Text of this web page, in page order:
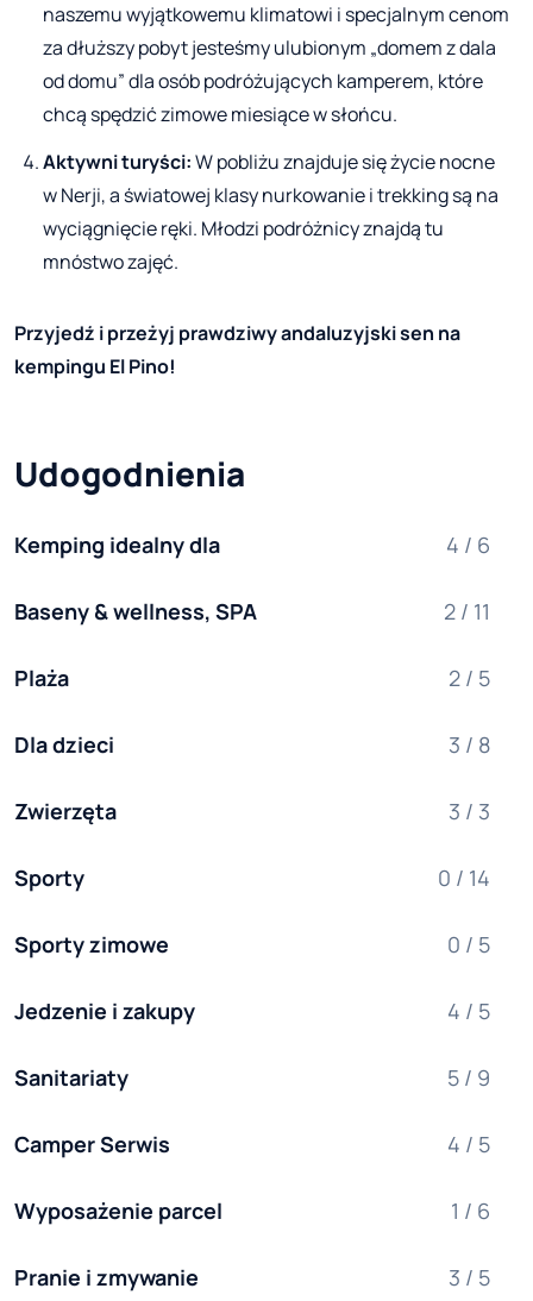
naszemu wyjątkowemu klimatowi i specjalnym cenom
za dłuższy pobyt jesteśmy ulubionym „domem z dala
od domu” dla osób podróżujących kamperem, które
chcą spędzić zimowe miesiące w słońcu.
Aktywni turyści:W pobliżu znajduje się życie nocne
w Nerji, a światowej klasy nurkowanie i trekking są na
wyciągnięcie ręki. Młodzi podróżnicy znajdą tu
mnóstwo zajęć.
Przyjedź i przeżyj prawdziwy andaluzyjski sen na
kempingu El Pino!
Udogodnienia
Kemping idealny dla 4 / 6
Baseny & wellness, SPA 2 / 11
Plaża 2 / 5
Dla dzieci 3 / 8
Zwierzęta 3 / 3
Sporty 0 / 14
Sporty zimowe 0 / 5
Jedzenie i zakupy 4 / 5
Sanitariaty 5 / 9
Camper Serwis 4 / 5
Wyposażenie parcel 1 / 6
Pranie i zmywanie 3 / 5